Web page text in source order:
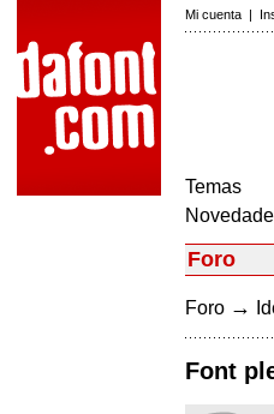
Mi cuenta |
Temas
Foro
Foro →
Font